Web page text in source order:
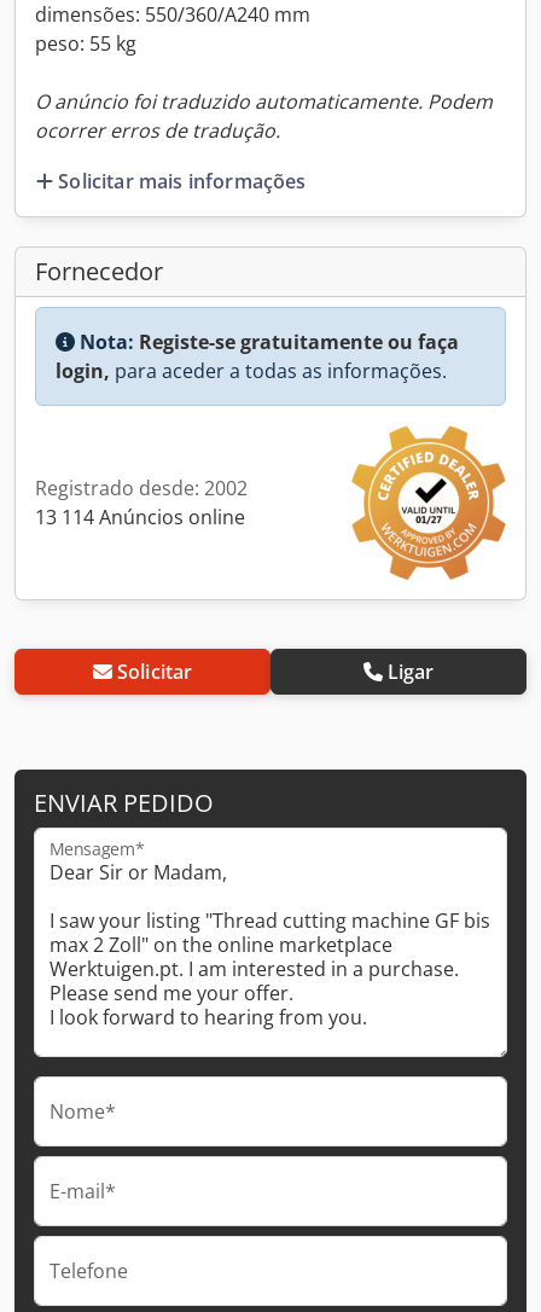
dimensões: 550/360/A240 mm
peso: 55 kg
O anúncio foi traduzido automaticamente. Podem
ocorrer erros de tradução.
Solicitar mais informações
Fornecedor
Nota: Registe-se gratuitamente ou faça
login, para aceder a todas as informações.
Registrado desde: 2002
13 114 Anúncios online
Solicitar Ligar
ENVIAR PEDIDO
Mensagem*
Nome*
E-mail*
Telefone